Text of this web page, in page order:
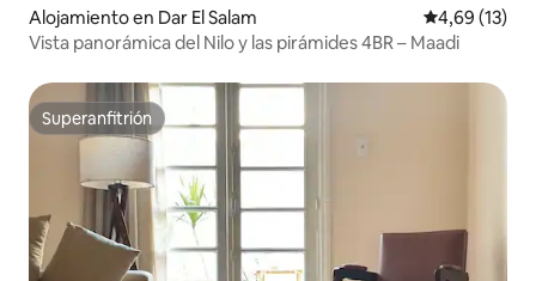
Alojamiento en Dar El Salam Calificación
4,69 (13)
Vista panorámica del Nilo y las pirámides 4BR – Maadi
Superanfitrión
Superanfitrión